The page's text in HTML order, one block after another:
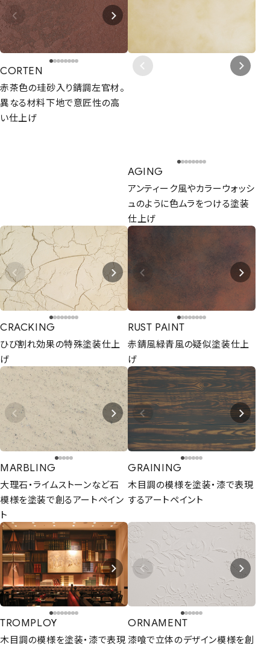
CORTEN
赤茶色の珪砂入り錆調左官材。
異なる材料下地で意匠性の高
い仕上げ
AGING
アンティーク風やカラーウォッシ
ュのように色ムラをつける塗装
仕上げ
CRACKING
ひび割れ効果の特殊塗装仕上
げ
RUST PAINT
赤錆風緑青風の疑似塗装仕上
げ
MARBLING
大理石・ライムストーンなど石
模様を塗装で創るアートペイン
ト
GRAINING
木目調の模様を塗装・漆で表現
するアートペイント
TROMPLOY
木目調の模様を塗装・漆で表現
ORNAMENT
漆喰で立体のデザイン模様を創
まずは相談からでも、お気軽にお問い合
Let's Connect !
ADDRESS
東京支社
〒154-0014
東京都世田谷区新町3-23-2
TEL：03-3420-8484
関西営業所
〒661-0021
兵庫県尼崎市名神町1丁目14-23
アハトハイク名神町イースト 03号室
TEL : 06-6480-7428
協力業者募集
プライバシーポリシー
© AIZU CORPORATION.